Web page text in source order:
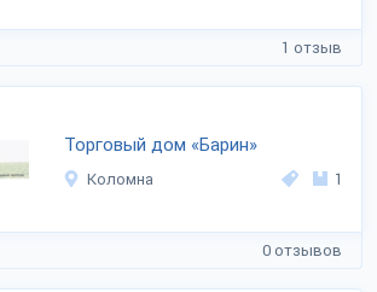
1 отзыв
Торговый дом «Барин»
Коломна 1
0 отзывов